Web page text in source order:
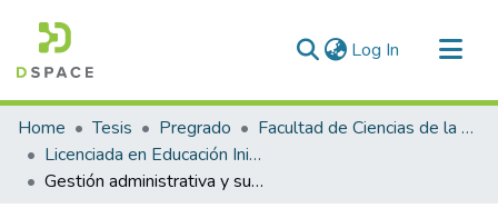
Log In (current)
Communities & Collections
All of DSpace
Statistics
Home Tesis Pregrado
Facultad de Ciencias de la Educación
Licenciada en Educación Inicial Intercultural Bilingüe
Gestión administrativa y su influencia en la formulación del proyecto educativo institucional del Director y docentes de nivel inicial del Distrito de Cerro Colorado Arequipa, 2023